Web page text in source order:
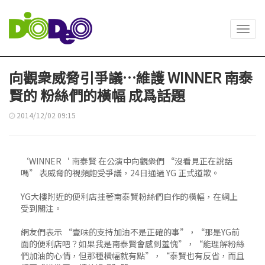
向觀衆威脅引爭議…維護 WINNER 南泰
賢的 粉絲們的橫幅 成爲話題
2014/12/02 09:15
‘WINNER‘ 南泰賢 在公演中向觀衆們 “沒看見正在說話
嗎” 表威脅的視頻飽受爭議，24日通過 YG 正式道歉。
YG大樓附近的便利店挂著南泰賢粉絲們自作的橫幅，在網上
受到關注。
網友們表示 “壹味的支持加油不是正確的事”，“那是YG前
面的便利店吧？如果我是南泰賢會感到羞愧”，“能理解粉絲
們加油的心情，但那種橫幅就有點”，“泰賢也有反省，而且